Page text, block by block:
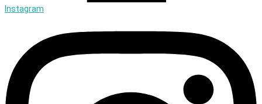
Instagram